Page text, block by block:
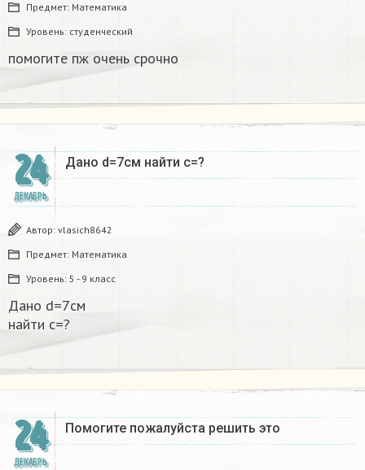
Предмет: Математика
Уровень: студенческий
помогите пж очень срочно​
24
ДЕКАБРЬ
Дано d=7см найти с=?​
Автор: vlasich8642
Предмет: Математика
Уровень: 5 - 9 класс
Дано d=7см
найти с=?​
24
ДЕКАБРЬ
Помогите пожалуйста решить это